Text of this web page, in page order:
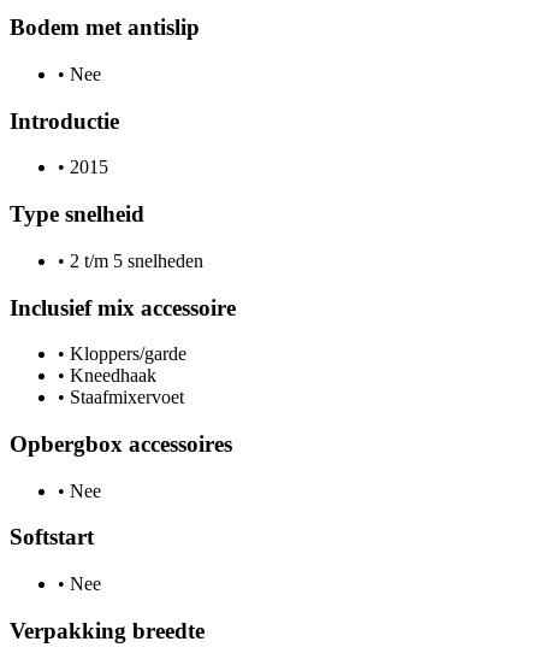
Bodem met antislip
• Nee
Introductie
• 2015
Type snelheid
• 2 t/m 5 snelheden
Inclusief mix accessoire
• Kloppers/garde
• Kneedhaak
• Staafmixervoet
Opbergbox accessoires
• Nee
Softstart
• Nee
Verpakking breedte